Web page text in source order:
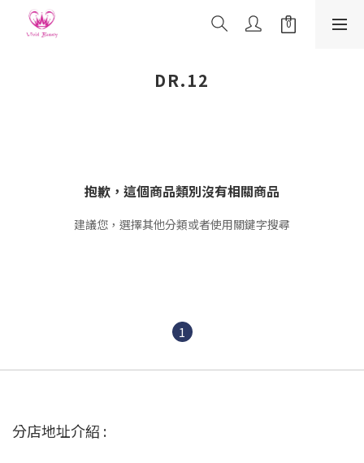
DR.12
抱歉，這個商品類別沒有相關商品
建議您，選擇其他分類或者使用關鍵字搜尋
1
分店地址介紹 :